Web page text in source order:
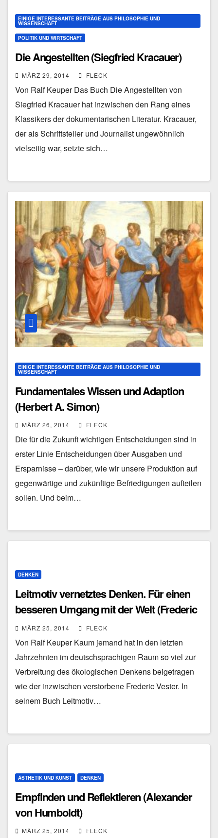
EINIGE INTERESSANTE BEITRÄGE AUS PHILOSOPHIE UND
WISSENSCHAFT
POLITIK UND WIRTSCHAFT
Die Angestellten (Siegfried Kracauer)
MÄRZ 29, 2014 FLECK
Von Ralf Keuper Das Buch Die Angestellten von
Siegfried Kracauer hat inzwischen den Rang eines
Klassikers der dokumentarischen Literatur. Kracauer,
der als Schriftsteller und Journalist ungewöhnlich
vielseitig war, setzte sich…
EINIGE INTERESSANTE BEITRÄGE AUS PHILOSOPHIE UND
WISSENSCHAFT
Fundamentales Wissen und Adaption
(Herbert A. Simon)
MÄRZ 26, 2014 FLECK
Die für die Zukunft wichtigen Entscheidungen sind in
erster Linie Entscheidungen über Ausgaben und
Ersparnisse – darüber, wie wir unsere Produktion auf
gegenwärtige und zukünftige Befriedigungen aufteilen
sollen. Und beim…
DENKEN
Leitmotiv vernetztes Denken. Für einen
besseren Umgang mit der Welt (Frederic
Vester)
MÄRZ 25, 2014 FLECK
Von Ralf Keuper Kaum jemand hat in den letzten
Jahrzehnten im deutschsprachigen Raum so viel zur
Verbreitung des ökologischen Denkens beigetragen
wie der inzwischen verstorbene Frederic Vester. In
seinem Buch Leitmotiv…
ÄSTHETIK UND KUNST DENKEN
Empfinden und Reflektieren (Alexander
von Humboldt)
MÄRZ 25, 2014 FLECK